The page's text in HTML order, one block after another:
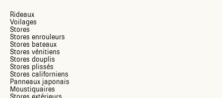
Rideaux
Voilages
Stores
Stores enrouleurs
Stores bateaux
Stores vénitiens
Stores douplis
Stores plissés
Stores californiens
Panneaux japonais
Moustiquaires